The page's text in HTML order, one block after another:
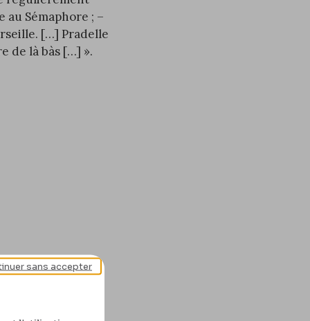
Sémaphore ; –
[…] Pradelle
de là bàs […] ».
sans accepter